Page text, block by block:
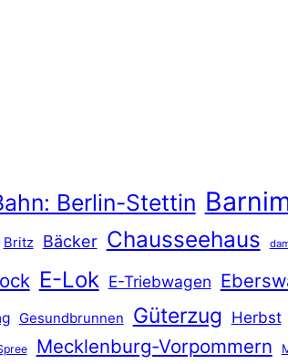
Berlin-Stettin
Britz Bäcker Chausseehaus
E-Lok E-Triebwagen
Gesundbrunnen Güterzug Herbst
Mecklenburg-Vorpommern